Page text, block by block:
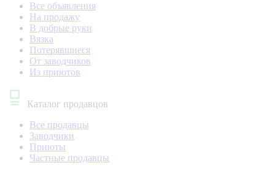
Все объявления
На продажу
В добрые руки
Вязка
Потерявшиеся
От заводчиков
Из приютов
Каталог продавцов
Все продавцы
Заводчики
Приюты
Частные продавцы